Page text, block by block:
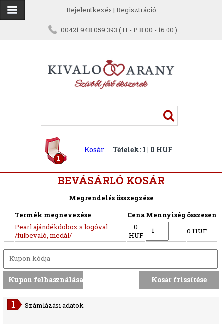
Bejelentkezés | Regisztráció
00421 948 059 393 ( H - P 8:00 - 16:00 )
1
Kosár Tételek: 1 | 0 HUF
BEVÁSÁRLÓ KOSÁR
Megrendelés összegzése
Termék megnevezése
CenaMennyiség összesen
Pearl ajándékdoboz s logóval
/fülbevaló, medál/
0
HUF
0 HUF
Számlázási adatok